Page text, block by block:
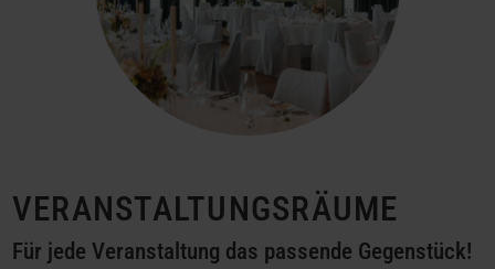
VERANSTALTUNGSRÄUME
Für jede Veranstaltung das passende Gegenstück!